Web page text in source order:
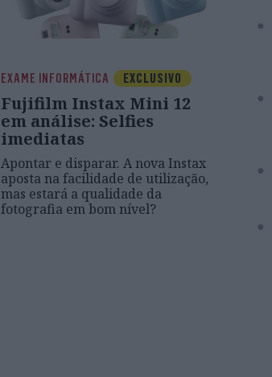
EXAME INFORMÁTICA EXCLUSIVO
Fujifilm Instax Mini 12
em análise: Selfies
imediatas
Apontar e disparar. A nova Instax
aposta na facilidade de utilização,
mas estará a qualidade da
fotografia em bom nível?